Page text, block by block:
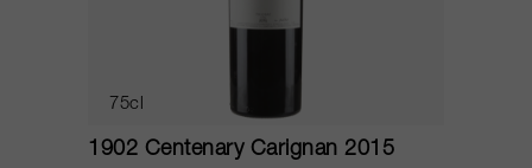
75cl
1902 Centenary Carignan 2015